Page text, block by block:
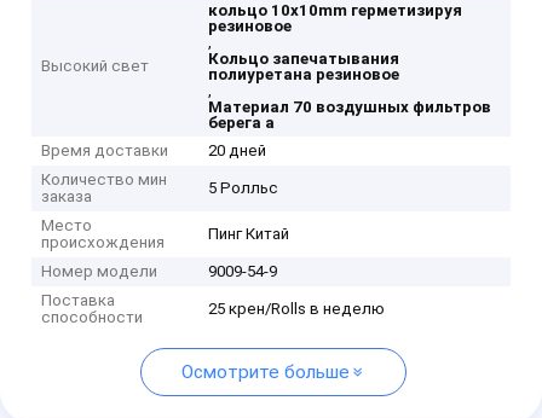
Высокий свет
кольцо 10x10mm герметизируя
резиновое
,
Кольцо запечатывания
полиуретана резиновое
,
Материал 70 воздушных фильтров
берега a
Время доставки
20 дней
Количество мин
заказа
5 Ролльс
Место
происхождения
Пинг Китай
Номер модели
9009-54-9
Поставка
способности
25 крен/Rolls в неделю
Осмотрите больше